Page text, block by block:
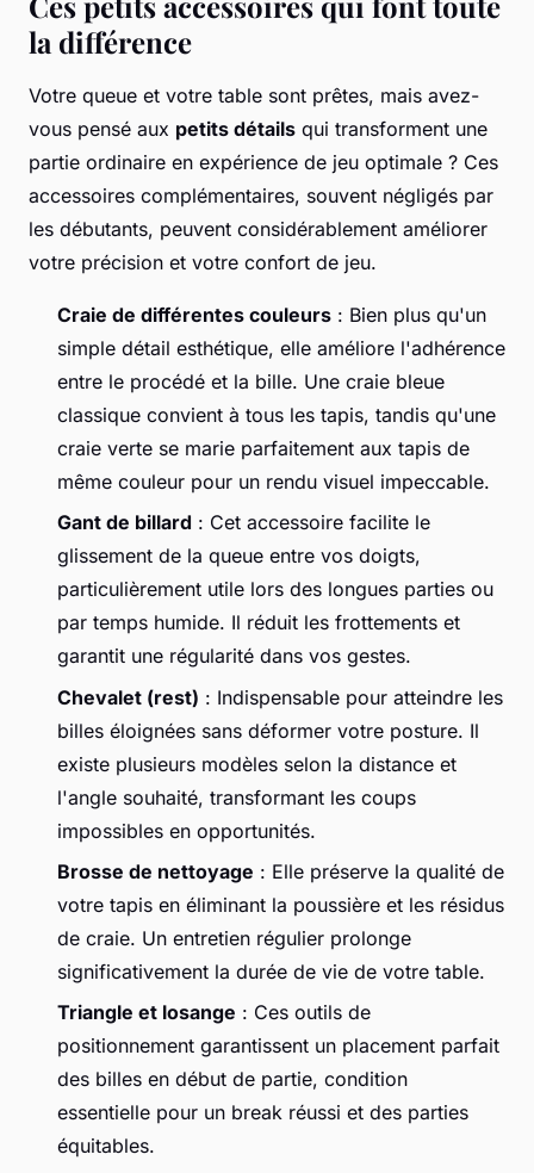
la différence
Votre queue et votre table sont prêtes, mais avez-
vous pensé aux petits détails qui transforment une
partie ordinaire en expérience de jeu optimale ? Ces
accessoires complémentaires, souvent négligés par
les débutants, peuvent considérablement améliorer
votre précision et votre confort de jeu.
Craie de différentes couleurs : Bien plus qu'un
simple détail esthétique, elle améliore l'adhérence
entre le procédé et la bille. Une craie bleue
classique convient à tous les tapis, tandis qu'une
craie verte se marie parfaitement aux tapis de
même couleur pour un rendu visuel impeccable.
Gant de billard : Cet accessoire facilite le
glissement de la queue entre vos doigts,
particulièrement utile lors des longues parties ou
par temps humide. Il réduit les frottements et
garantit une régularité dans vos gestes.
Chevalet (rest) : Indispensable pour atteindre les
billes éloignées sans déformer votre posture. Il
existe plusieurs modèles selon la distance et
l'angle souhaité, transformant les coups
impossibles en opportunités.
Brosse de nettoyage : Elle préserve la qualité de
votre tapis en éliminant la poussière et les résidus
de craie. Un entretien régulier prolonge
significativement la durée de vie de votre table.
Triangle et losange : Ces outils de
positionnement garantissent un placement parfait
des billes en début de partie, condition
essentielle pour un break réussi et des parties
équitables.